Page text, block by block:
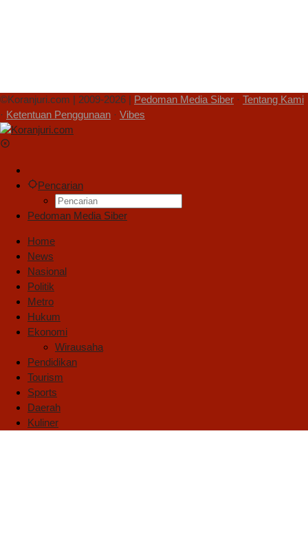
©Koranjuri.com | 2009-2026 | Pedoman Media Siber · Tentang Kami
· Ketentuan Penggunaan · Vibes
Pencarian
Pedoman Media Siber
Home
News
Nasional
Politik
Metro
Hukum
Ekonomi
Wirausaha
Pendidikan
Tourism
Sports
Daerah
Kuliner